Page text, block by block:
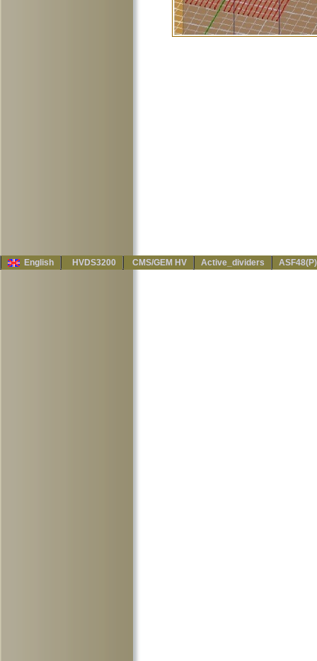
English HVDS3200 CMS/GEM HV Active_dividers ASF48(P)